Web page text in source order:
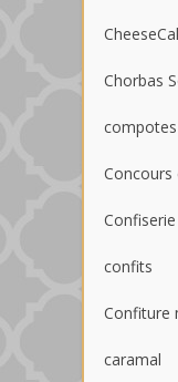
Chorbas
compotes
Concours
Confiserie
confits
Confiture
caramal